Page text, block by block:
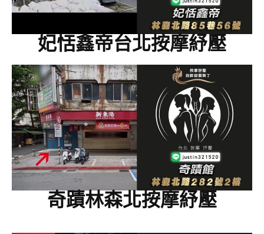
妃恬鑫帝台北按摩紓壓
奇蹟林森北按摩紓壓